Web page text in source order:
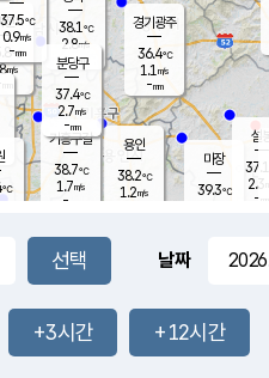
과천
℃
m/s
mm
-mm
-mm
용인
38.2℃
1.2m/s
경기광주
36.4℃
1.1 m/s
-mm
38.4℃
1.3m/s
-mm
마장
39.3℃
설봉
37.1
2.3
- mm
38.1℃
2.8m/s
-mm
37.5℃
0.9m/s
-mm
기흥구갈
38.7℃
1.7m/s
-
분당구
37.4℃
2.7m/s
-mm
℃
m/s
날짜
+3시간 +12시간